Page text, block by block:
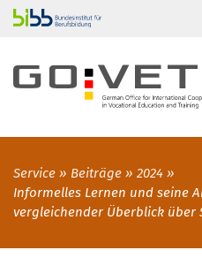
Service Beiträge
2024
Informelles Lernen und seine
vergleichender Überblick über